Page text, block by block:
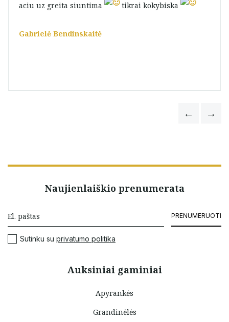
aciu uz greita siuntima tikrai kokybiska
Gabrielė Bendinskaitė
Auksiniai gaminiai
Apyrankės
Grandinėlės
Naujienlaiškio prenumerata
PRENUMERUOTI
Sutinku su privatumo politika